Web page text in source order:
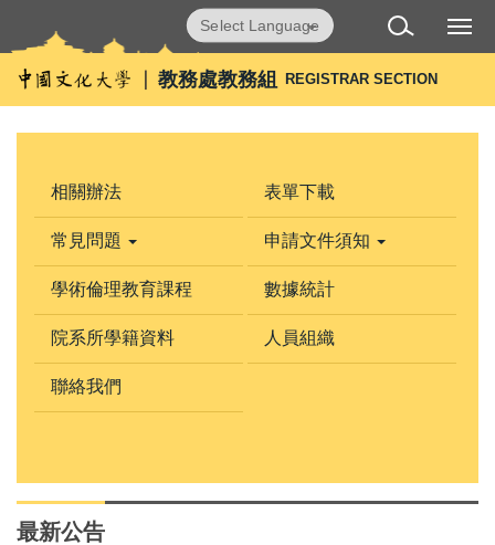
到
主
教務處教務組 REGISTRAR SECTION
Translate
相關辦法 表單下載
常見問題 申請文件須知
學術倫理教育課程 數據統計
院系所學籍資料 人員組織
聯絡我們
最新公告